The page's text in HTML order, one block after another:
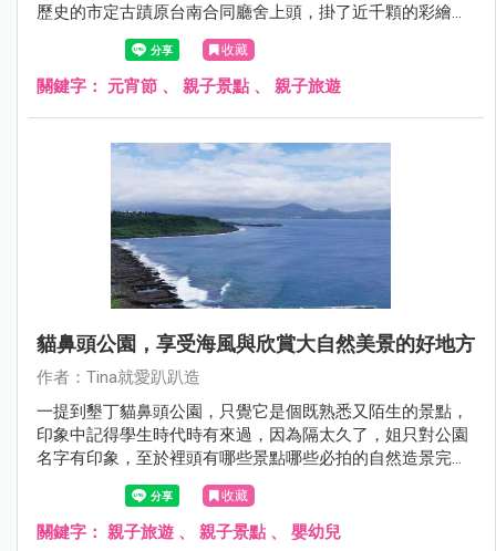
歷史的市定古蹟原台南合同廳舍上頭，掛了近千顆的彩繪燈
籠耶！而且夜晚特定時間就會點亮所有的燈籠，點燈活動一
直持續到元宵節，嘿嘿嘿~趁著來到台南玩耍的機會，姐當
然不能錯過賞燈啊！
收藏
關鍵字： 元宵節 、 親子景點 、 親子旅遊
貓鼻頭公園，享受海風與欣賞大自然美景的好地方
作者：Tina就愛趴趴造
一提到墾丁貓鼻頭公園，只覺它是個既熟悉又陌生的景點，
印象中記得學生時代時有來過，因為隔太久了，姐只對公園
名字有印象，至於裡頭有哪些景點哪些必拍的自然造景完全
沒概念，也正因如此，這次再訪墾丁時，將貓鼻頭也納入了
收藏
關鍵字： 親子旅遊 、 親子景點 、 嬰幼兒